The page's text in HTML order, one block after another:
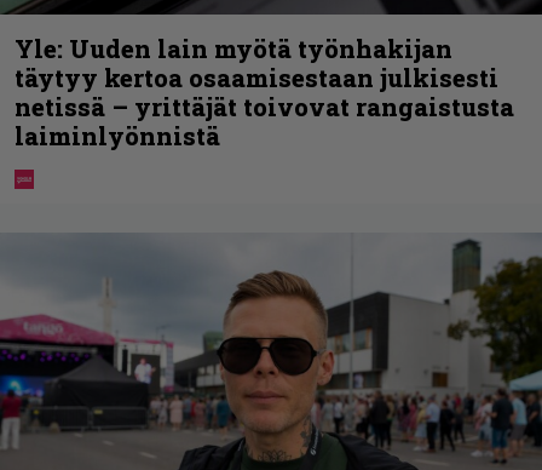
Yle: Uuden lain myötä työnhakijan
täytyy kertoa osaamisestaan julkisesti
netissä – yrittäjät toivovat rangaistusta
laiminlyönnistä